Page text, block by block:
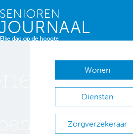
Wonen
Diensten
Zorgverzekeraar